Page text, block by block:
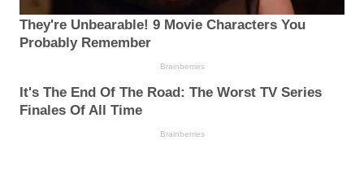
They're Unbearable! 9 Movie Characters You
Probably Remember
Brainberries
It's The End Of The Road: The Worst TV Series
Finales Of All Time
Brainberries